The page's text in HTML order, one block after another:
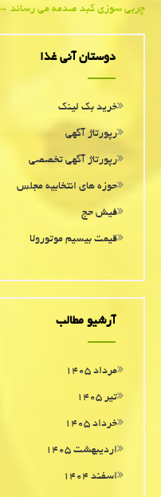
چربی سوزی كبد صدمه می رساند→
دوستان آنی غذا
خرید بک لینک
رپورتاژ آگهی
رپورتاژ آگهی تخصصی
حوزه های انتخابیه مجلس
فیش حج
قیمت بیسیم موتورولا
آرشیو مطالب
مرداد ۱۴۰۵
تیر ۱۴۰۵
خرداد ۱۴۰۵
اردیبهشت ۱۴۰۵
اسفند ۱۴۰۴